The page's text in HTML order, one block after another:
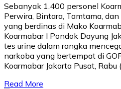
Sebanyak 1.400 personel
Perwira, Bintara, Tamtama,
yang berdinas di Mako
Koarmabar I Pondok Dayung
tes urine dalam rangka
narkoba yang bertempat di
Koarmabar Jakarta Pusat, Rabu
Read More